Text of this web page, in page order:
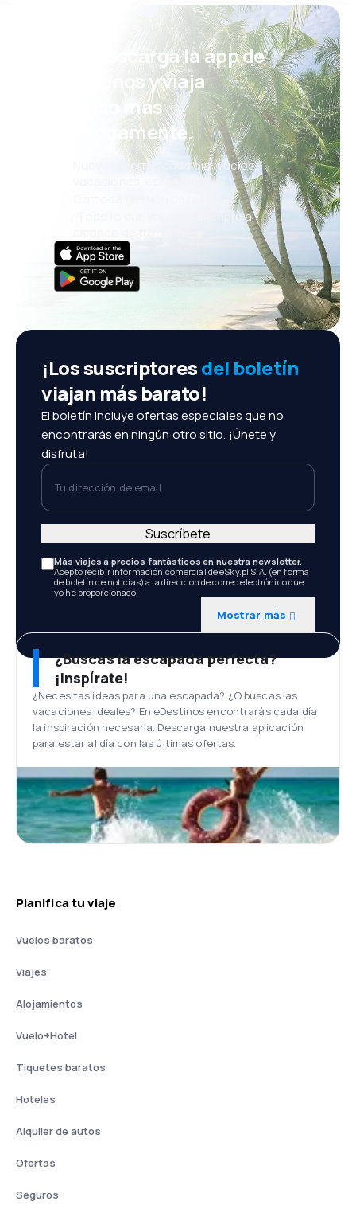
¡Eh! Descarga la app de
eDestinos y viaja
incluso más
cómodamente.
Nuevas ofertas cada día: vuelos,
vacaciones, escapadas
Cómoda gestión de reservas
¡Todo lo que importa, siempre al
¡Los suscriptoresdel boletín
viajan más barato!
El boletín incluye ofertas especiales que no
encontrarás en ningún otro sitio. ¡Únete y
disfruta!
Tu dirección de email
Más viajes a precios fantásticos en nuestra newsletter.
Acepto recibir información comercial de eSky.pl S.A. (en forma
de boletín de noticias) a la dirección de correo electrónico que
yo he proporcionado.
Mostrar más
Suscríbete
¿Buscas la escapada perfecta?
¡Inspírate!
¿Necesitas ideas para una escapada? ¿O buscas las
vacaciones ideales? En eDestinos encontrarás cada día
la inspiración necesaria. Descarga nuestra aplicación
para estar al día con las últimas ofertas.
Planifica tu viaje
Vuelos baratos
Viajes
Alojamientos
Vuelo+Hotel
Tiquetes baratos
Hoteles
Alquiler de autos
Ofertas
Seguros